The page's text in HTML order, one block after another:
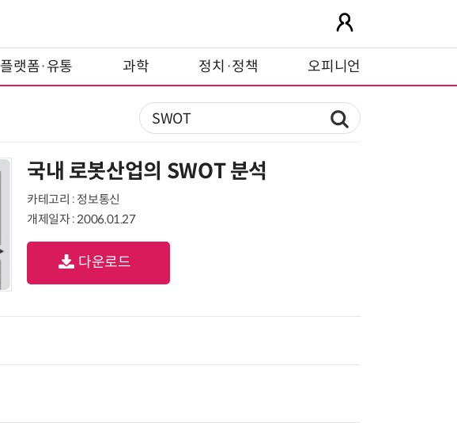
플랫폼·유통 과학 정치·정책 오피니언
국내 로봇산업의 SWOT 분석
카테고리 : 정보통신
개제일자 : 2006.01.27
다운로드